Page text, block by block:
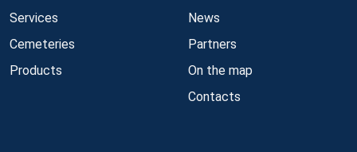
Services
Cemeteries
Products
News
Partners
On the map
Contacts